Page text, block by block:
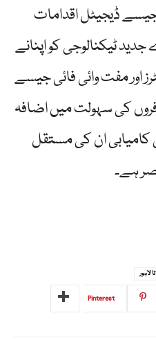
جیسے ڈیجیٹل اقدامات
ٹیکنالوجی کو اپنانے
اور مفت وائی فائی جیسے
کی سہولت میں اضافہ
کامیابی ان کی مستقل
ہے۔
لاہور
Pinterest